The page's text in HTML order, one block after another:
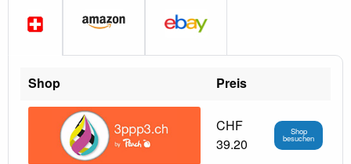
Shop Preis
CHF
39.20
Shop
besuchen